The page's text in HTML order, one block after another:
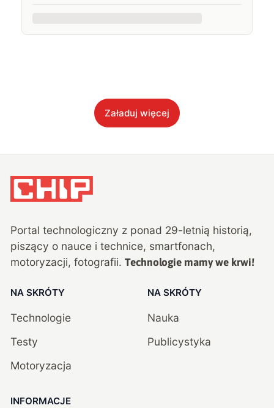
Załaduj więcej
Portal technologiczny z ponad 29-letnią historią,
piszący o nauce i technice, smartfonach,
motoryzacji, fotografii. Technologie mamy we krwi!
NA SKRÓTY
Technologie
Testy
Motoryzacja
NA SKRÓTY
Nauka
Publicystyka
INFORMACJE